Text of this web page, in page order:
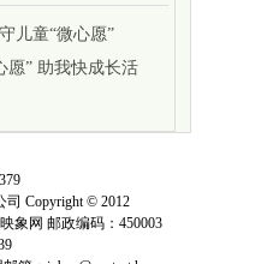
儿童“微心愿”
愿” 助我快成长活
Copyright © 2012
象网 邮政编码：450003